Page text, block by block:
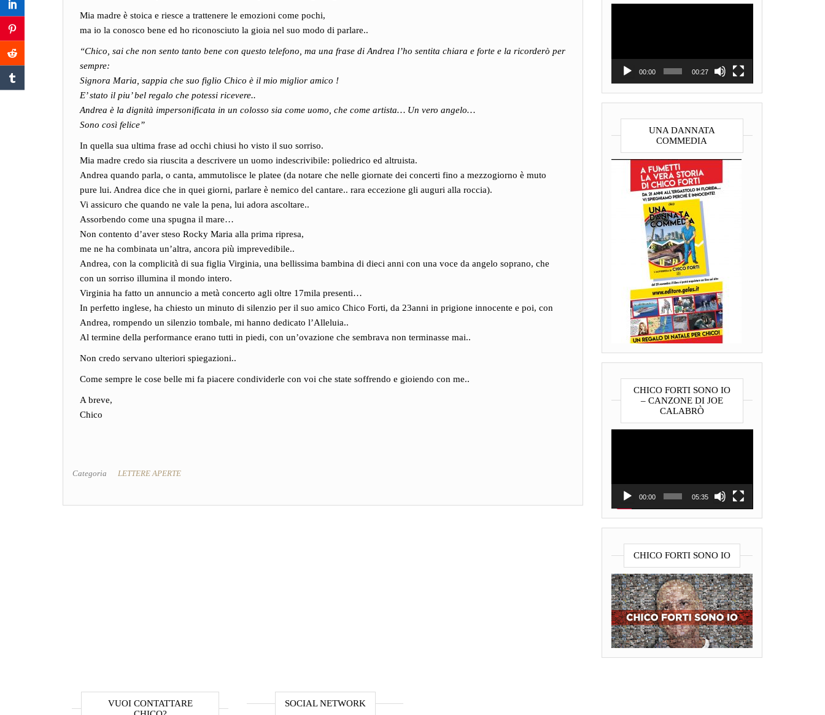
Mia madre è stoica e riesce a trattenere le emozioni come pochi,
ma io la conosco bene ed ho riconosciuto la gioia nel suo modo di parlare..
“Chico, sai che non sento tanto bene con questo telefono, ma una frase di Andrea l’ho sentita chiara e forte e la ricorderò per
sempre:
Signora Maria, sappia che suo figlio Chico è il mio miglior amico !
E’ stato il piu’ bel regalo che potessi ricevere..
Andrea è la dignità impersonificata in un colosso sia come uomo, che come artista… Un vero angelo…
Sono così felice”
In quella sua ultima frase ad occhi chiusi ho visto il suo sorriso.
Mia madre credo sia riuscita a descrivere un uomo indescrivibile: poliedrico ed altruista.
Andrea quando parla, o canta, ammutolisce le platee (da notare che nelle giornate dei concerti fino a mezzogiorno è muto
pure lui. Andrea dice che in quei giorni, parlare è nemico del cantare.. rara eccezione gli auguri alla roccia).
Vi assicuro che quando ne vale la pena, lui adora ascoltare..
Assorbendo come una spugna il mare…
Non contento d’aver steso Rocky Maria alla prima ripresa,
me ne ha combinata un’altra, ancora più imprevedibile..
Andrea, con la complicità di sua figlia Virginia, una bellissima bambina di dieci anni con una voce da angelo soprano, che
con un sorriso illumina il mondo intero.
Virginia ha fatto un annuncio a metà concerto agli oltre 17mila presenti…
In perfetto inglese, ha chiesto un minuto di silenzio per il suo amico Chico Forti, da 23anni in prigione innocente e poi, con
Andrea, rompendo un silenzio tombale, mi hanno dedicato l’Alleluia..
Al termine della performance erano tutti in piedi, con un’ovazione che sembrava non terminasse mai..
Non credo servano ulteriori spiegazioni..
Come sempre le cose belle mi fa piacere condividerle con voi che state soffrendo e gioiendo con me..
A breve,
Chico
Categoria LETTERE APERTE
00:00 00:27
UNA DANNATA
COMMEDIA
CHICO FORTI SONO IO
– CANZONE DI JOE
CALABRÒ
00:00 05:35
CHICO FORTI SONO IO
VUOI CONTATTARE
SOCIAL NETWORK